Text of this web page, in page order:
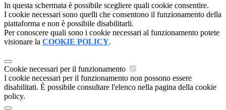
In questa schermata è possibile scegliere quali cookie consentire.
I cookie necessari sono quelli che consentono il funzionamento della
piattaforma e non è possibile disabilitarli.
Per conoscere quali sono i cookie necessari al funzionamento potete
visionare la COOKIE POLICY.
Cookie necessari per il funzionamento
I cookie necessari per il funzionamento non possono essere
disabilitati. È possibile consultare l'elenco nella pagina della cookie
policy.